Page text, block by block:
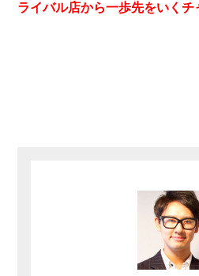
ライバル店から一歩先をいくチ